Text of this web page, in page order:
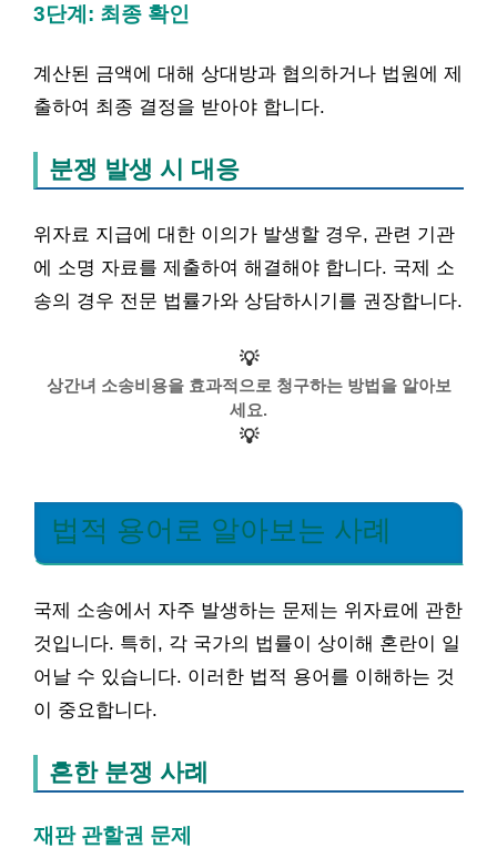
3단계: 최종 확인
계산된 금액에 대해 상대방과 협의하거나 법원에 제
출하여 최종 결정을 받아야 합니다.
분쟁 발생 시 대응
위자료 지급에 대한 이의가 발생할 경우, 관련 기관
에 소명 자료를 제출하여 해결해야 합니다. 국제 소
송의 경우 전문 법률가와 상담하시기를 권장합니다.
💡
상간녀 소송비용을 효과적으로 청구하는 방법을 알아보
세요.
💡
법적 용어로 알아보는 사례
국제 소송에서 자주 발생하는 문제는 위자료에 관한
것입니다. 특히, 각 국가의 법률이 상이해 혼란이 일
어날 수 있습니다. 이러한 법적 용어를 이해하는 것
이 중요합니다.
흔한 분쟁 사례
재판 관할권 문제